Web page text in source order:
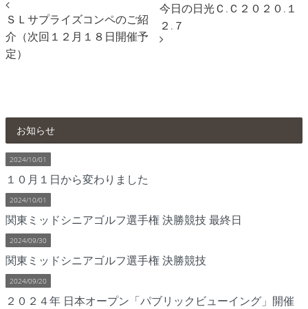
ＳＬサプライズコンペのご紹
介（次回１２月１８日開催予
定）
今日の日光Ｃ.Ｃ２０２０.１
２.７
お知らせ
2024/10/01
１０月１日から変わりました
2024/10/01
関東ミッドシニアゴルフ選手権 決勝競技 最終日
2024/09/30
関東ミッドシニアゴルフ選手権 決勝競技
2024/09/20
２０２４年 日本オープン「パブリックビューイング」開催